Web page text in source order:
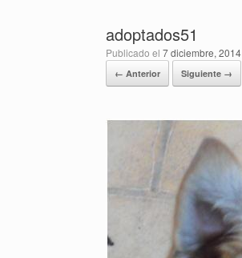
adoptados51
Publicado el 7 diciembre, 2014
← Anterior Siguiente →